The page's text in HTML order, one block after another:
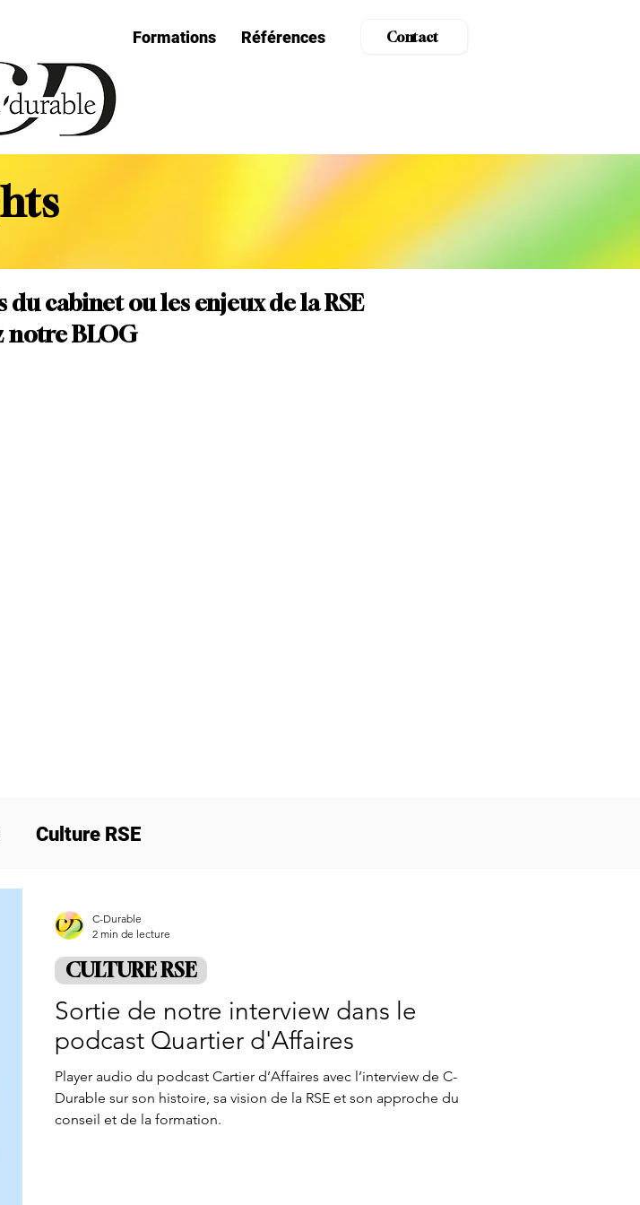
Formations Références Contact
cabinet ou les enjeux de la RSE
notre BLOG
Culture RSE
Formations
Sortie de notre interview dans le
podcast Quartier d'Affaires
Player audio du podcast Cartier d’Affaires avec l’interview de C-
Durable sur son histoire, sa vision de la RSE et son approche du
conseil et de la formation.
CULTURE RSE
C-Durable
2 min de lecture